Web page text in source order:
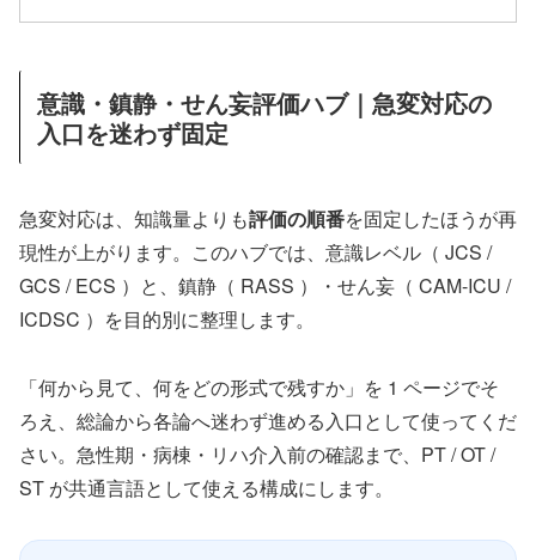
意識・鎮静・せん妄評価ハブ｜急変対応の
入口を迷わず固定
急変対応は、知識量よりも評価の順番を固定したほうが再
現性が上がります。このハブでは、意識レベル（ JCS /
GCS / ECS ）と、鎮静（ RASS ）・せん妄（ CAM-ICU /
ICDSC ）を目的別に整理します。
「何から見て、何をどの形式で残すか」を 1 ページでそ
ろえ、総論から各論へ迷わず進める入口として使ってくだ
さい。急性期・病棟・リハ介入前の確認まで、PT / OT /
ST が共通言語として使える構成にします。